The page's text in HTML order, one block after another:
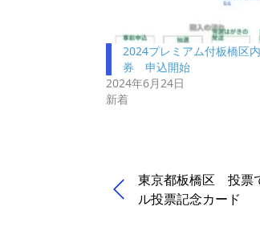
2024プレミアム付板橋区
券 申込開始
2024年6月24日
新着
東京都板橋区 投票
ル投票記念カード